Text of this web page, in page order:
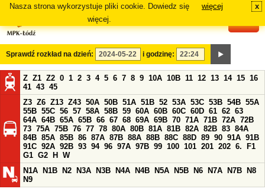
Nasza strona wykorzystuje pliki cookie. Dowiedz się
więcej.
więcej x
Sprawdź rozkład na dzień: i godzinę:
Z Z1 Z2 0 1 2 3 4 5 6 7 8 9 10A 10B 11 12 13 14 15 16
41 43 45
Z3 Z6 Z13 Z43 50A 50B 51A 51B 52 53A 53C 53B 54B 55A
55B 55C 56 57 58A 58B 59 60A 60B 60C 60D 61 62 63
64A 64B 65A 65B 66 67 68 69A 69B 70 71A 71B 72A 72B
73 75A 75B 76 77 78 80A 80B 81A 81B 82A 82B 83 84A
84B 85A 85B 86 87A 87B 88A 88B 88C 88D 89 90 91A 91B
91C 92A 92B 93 94 96 97A 97B 99 100 101 201 202 6.
F1
G1 G2 H
W
N1A
N1B N2 N3A N3B N4A N4B N5A N5B N6 N7A N7B
N8
N9